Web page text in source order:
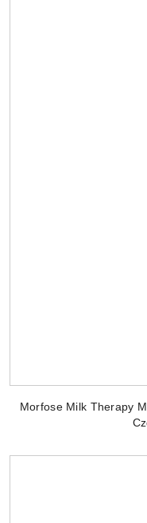
Morfose Milk Therapy